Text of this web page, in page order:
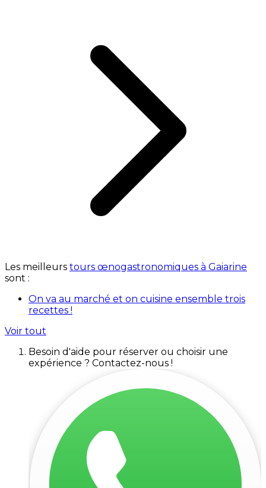
Les meilleurs tours œnogastronomiques à Gaiarine
sont :
On va au marché et on cuisine ensemble trois
recettes !
Voir tout
Besoin d'aide pour réserver ou choisir une
expérience ? Contactez-nous !